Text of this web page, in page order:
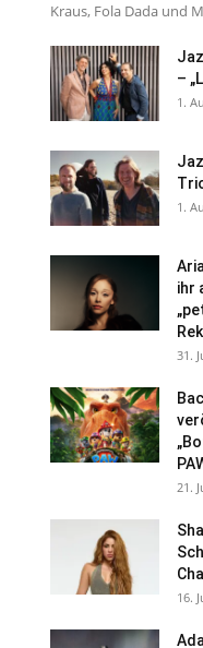
Kraus, Fola Dada und
–
1.
1.
ihr
31.
21.
16.